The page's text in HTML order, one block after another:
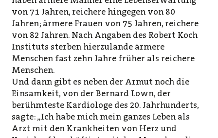
von 71 Jahren, reichere hingegen von 80
Jahren; ärmere Frauen von 75 Jahren, reichere
von 82 Jahren. Nach Angaben des Robert Koch
Instituts sterben hierzulande ärmere
Menschen fast zehn Jahre früher als reichere
Menschen.
Und dann gibt es neben der Armut noch die
Einsamkeit, von der Bernard Lown, der
berühmteste Kardiologe des 20. Jahrhunderts,
sagte: „Ich habe mich mein ganzes Leben als
Arzt mit den Krankheiten von Herz und